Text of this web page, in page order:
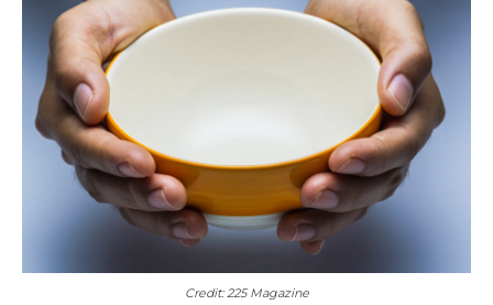
Credit: 225 Magazine